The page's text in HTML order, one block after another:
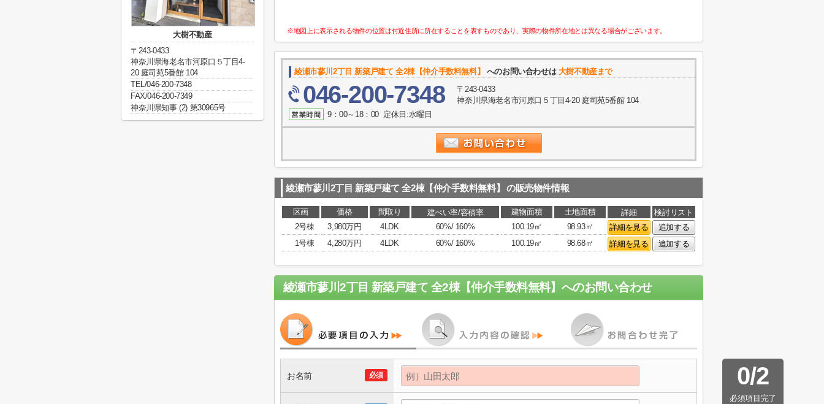
※地図上に表示される物件の位置は付近住所に所在することを表すものであり、実際の物件所在地とは異なる場合がございます。
綾瀬市蓼川2丁目 新築戸建て 全2棟【仲介手数料無料】 へのお問い合わせは 大樹不動産まで
046-200-7348
〒243-0433
神奈川県海老名市河原口５丁目4-20 庭司苑5番館 104
9：00～18：00 定休日:水曜日
綾瀬市蓼川2丁目 新築戸建て 全2棟【仲介手数料無料】 の販売物件情報
区画 価格 間取り 建ぺい率/容積率 建物面積 土地面積 詳細
検討リスト
2号棟
3,980万円 4LDK 60%/ 160% 100.19㎡ 98.93㎡ 詳細を見る
追加する
1号棟
4,280万円 4LDK 60%/ 160% 100.19㎡ 98.68㎡ 詳細を見る 追加する
綾瀬市蓼川2丁目 新築戸建て 全2棟【仲介手数料無料】 へのお問い合わせ
0/2
必須項目完了
必須
お名前
大樹不動産
〒243-0433
神奈川県海老名市河原口５丁目4-
20 庭司苑5番館 104
TEL/046-200-7348
FAX/046-200-7349
神奈川県知事 (2) 第30965号